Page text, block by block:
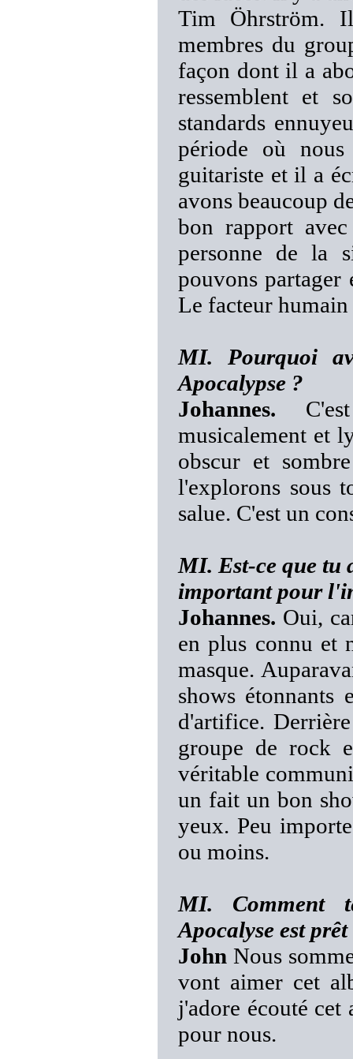
Tim Öhrström.
membres du
façon dont il a
ressemblent et
standards
période où
guitariste et il a
avons beaucoup
bon rapport
personne de la
pouvons partager
Le facteur
MI. Pourquoi
Apocalypse ?
Johannes.
musicalement et
obscur et
l'explorons sous
salue. C'est un
MI. Est-ce que tu
important pour
Johannes. Oui,
en plus connu et
masque.
shows étonnants
d'artifice.
groupe de rock
véritable
un fait un bon
yeux. Peu
ou moins.
MI. Comment
Apocalyse est
John Nous
vont aimer cet
j'adore écouté cet
pour nous.